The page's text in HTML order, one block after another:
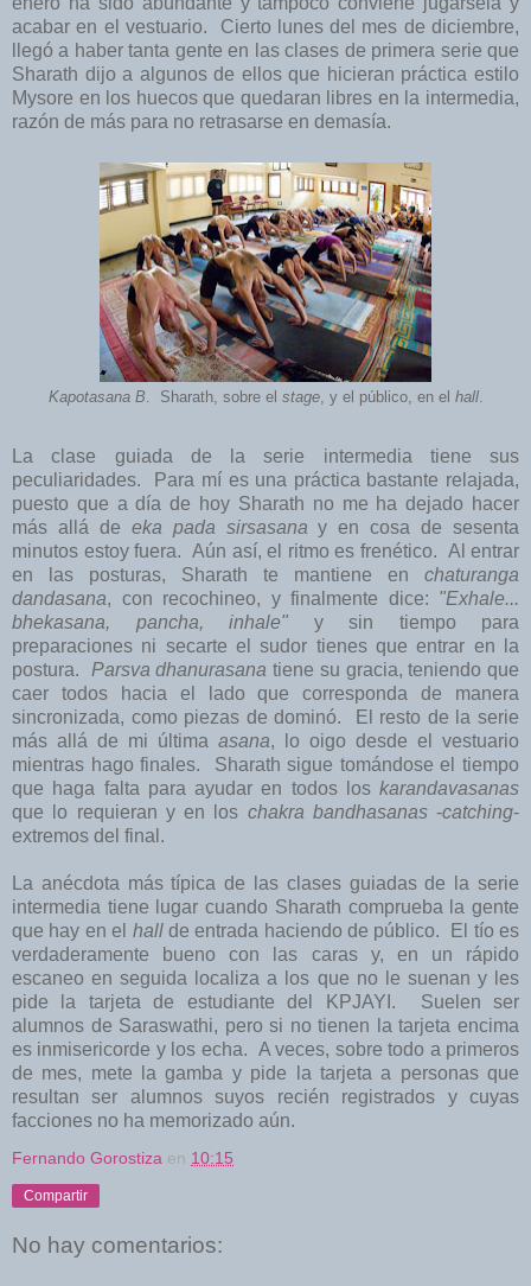
acabar en el vestuario. Cierto lunes del mes de diciembre,
llegó a haber tanta gente en las clases de primera serie que
Sharath dijo a algunos de ellos que hicieran práctica estilo
Mysore en los huecos que quedaran libres en la intermedia,
razón de más para no retrasarse en demasía.
Kapotasana B . Sharath, sobre el stage, y el público, en el hall.
La clase guiada de la serie intermedia tiene sus
peculiaridades. Para mí es una práctica bastante relajada,
puesto que a día de hoy Sharath no me ha dejado hacer
más allá de eka pada sirsasana y en cosa de sesenta
minutos estoy fuera. Aún así, el ritmo es frenético. Al entrar
en las posturas, Sharath te mantiene en chaturanga
dandasana, con recochineo, y finalmente dice: "Exhale...
bhekasana, pancha, inhale" y sin tiempo para
preparaciones ni secarte el sudor tienes que entrar en la
postura. Parsva dhanurasana tiene su gracia, teniendo que
caer todos hacia el lado que corresponda de manera
sincronizada, como piezas de dominó. El resto de la serie
más allá de mi última asana, lo oigo desde el vestuario
mientras hago finales. Sharath sigue tomándose el tiempo
que haga falta para ayudar en todos los karandavasanas
que lo requieran y en los chakra bandhasanas-catching-
extremos del final.
La anécdota más típica de las clases guiadas de la serie
intermedia tiene lugar cuando Sharath comprueba la gente
que hay en el hall de entrada haciendo de público. El tío es
verdaderamente bueno con las caras y, en un rápido
escaneo en seguida localiza a los que no le suenan y les
pide la tarjeta de estudiante del KPJAYI. Suelen ser
alumnos de Saraswathi, pero si no tienen la tarjeta encima
es inmisericorde y los echa. A veces, sobre todo a primeros
de mes, mete la gamba y pide la tarjeta a personas que
resultan ser alumnos suyos recién registrados y cuyas
facciones no ha memorizado aún.
Fernando Gorostiza en 10:15
Compartir
No hay comentarios: